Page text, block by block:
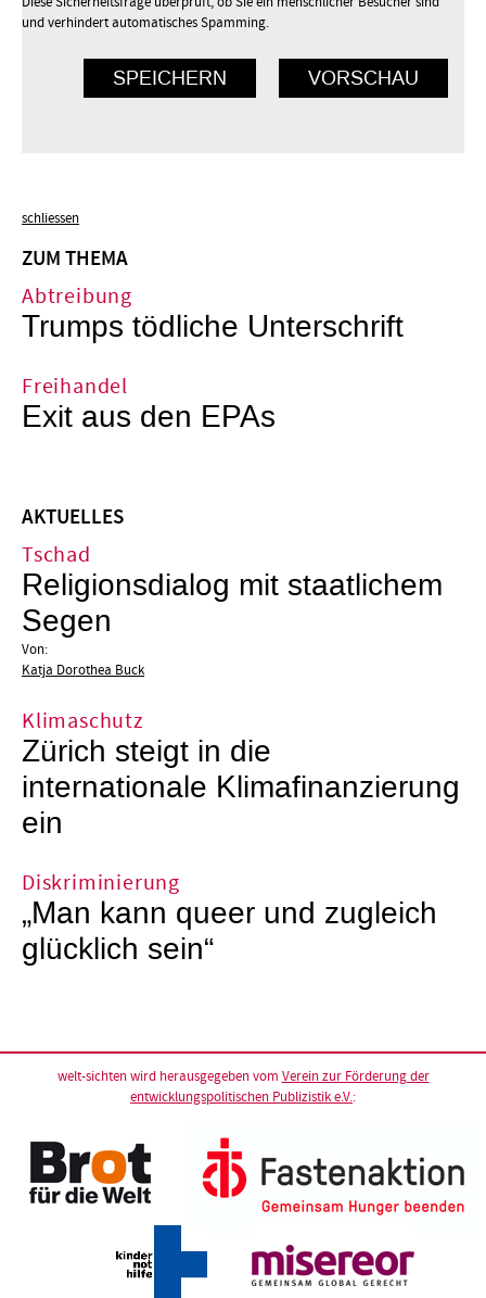
und verhindert automatisches Spamming.
schliessen
ZUM THEMA
Abtreibung
Trumps tödliche Unterschrift
Freihandel
Exit aus den EPAs
AKTUELLES
Tschad
Religionsdialog mit staatlichem
Segen
Von:
Katja Dorothea Buck
Klimaschutz
Zürich steigt in die
internationale Klimafinanzierung
ein
Diskriminierung
„Man kann queer und zugleich
glücklich sein“
welt-sichten wird herausgegeben vom Verein zur Förderung der
entwicklungspolitischen Publizistik e.V.: